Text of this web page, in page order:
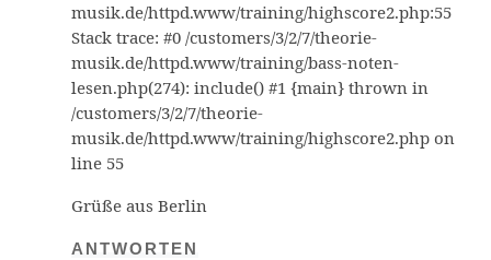
musik.de/httpd.www/training/highscore2.php:55
Stack trace: #0 /customers/3/2/7/theorie-
musik.de/httpd.www/training/bass-noten-
lesen.php(274): include() #1 {main} thrown in
/customers/3/2/7/theorie-
musik.de/httpd.www/training/highscore2.php on
line 55
Grüße aus Berlin
ANTWORTEN